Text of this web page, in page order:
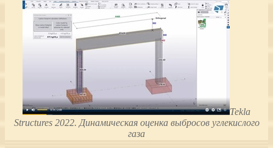
Tekla
Structures 2022. Динамическая оценка выбросов углекислого
газа